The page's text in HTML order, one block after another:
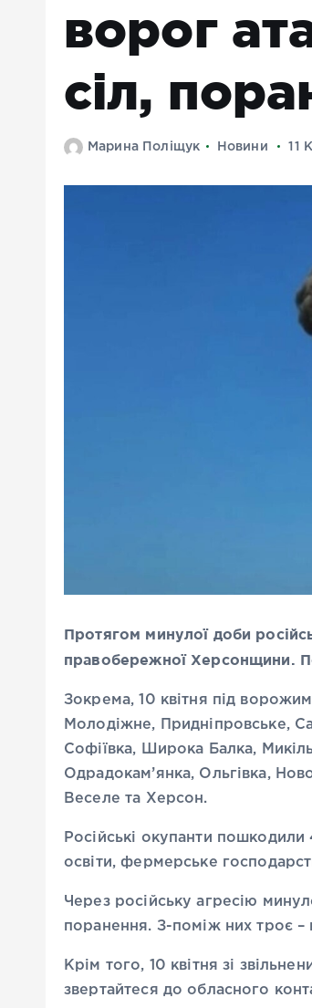
ворог
сіл,
Марина Поліщук Новини 11
Протягом минулої доби
правобережної Херсонщини.
Зокрема, 10 квітня під
Молодіжне, Придніпровське,
Софіївка, Широка Балка,
Одрадокам’янка, Ольгівка,
Веселе та Херсон.
Російські окупанти пошкодили
освіти, фермерське
Через російську агресію
поранення. З-поміж них троє –
Крім того, 10 квітня зі
звертайтеся до обласного